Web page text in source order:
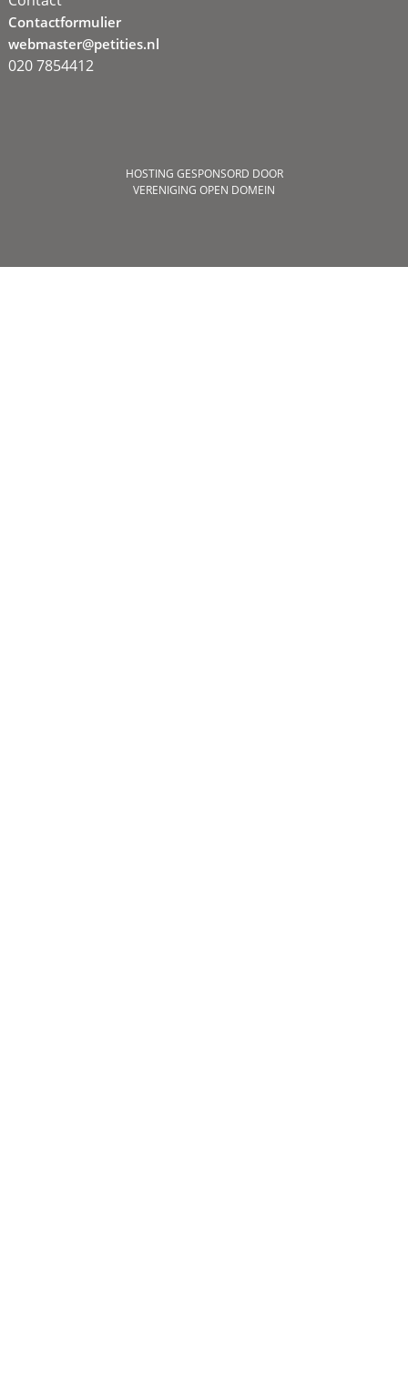
Contactformulier
webmaster@petities.nl
020 7854412
HOSTING GESPONSORD DOOR
VERENIGING OPEN DOMEIN